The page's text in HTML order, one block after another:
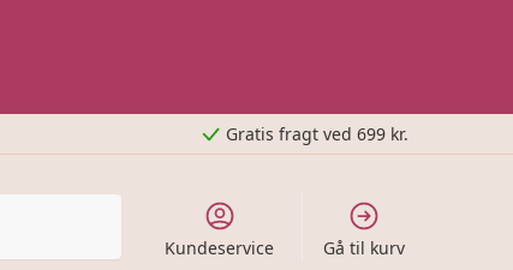
Gratis fragt ved 699 kr.
Kundeservice Gå til kurv